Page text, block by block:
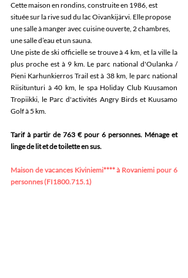
Cette maison en rondins, construite en 1986, est
située sur la rive sud du lac Oivankijärvi. Elle propose
une salle à manger avec cuisine ouverte, 2 chambres,
une salle d’eau et un sauna.
Une piste de ski officielle se trouve à 4 km, et la ville la
plus proche est à 9 km. Le parc national d'Oulanka /
Pieni Karhunkierros Trail est à 38 km, le parc national
Riisitunturi à 40 km, le spa Holiday Club Kuusamon
Tropiikki, le Parc d'activités Angry Birds et Kuusamo
Golf à 5 km.
Tarif à partir de 763 € pour 6 personnes. Ménage et
linge de lit et de toilette en sus.
Maison de vacances Kiviniemi**** à Rovaniemi pour 6
personnes (FI1800.715.1)